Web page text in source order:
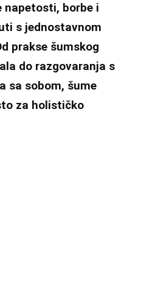
napetosti, borbe i
s jednostavnom
prakse šumskog
do razgovaranja s
sa sobom, šume
za holističko